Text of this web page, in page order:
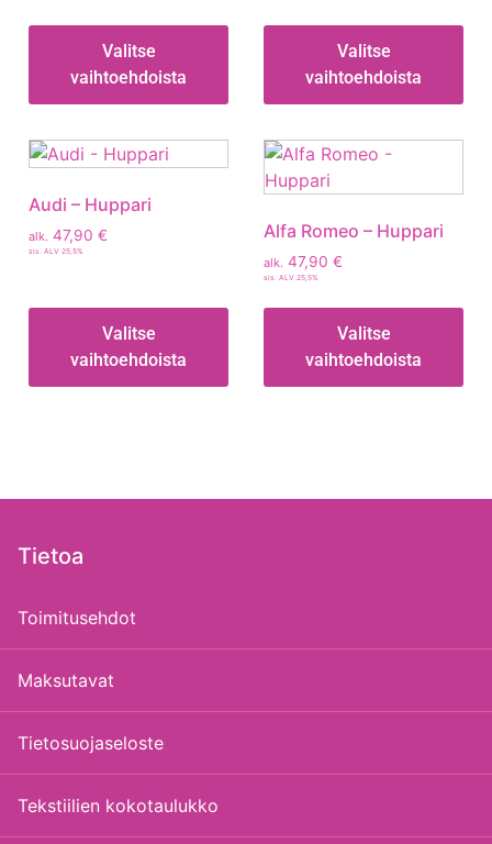
Valitse
vaihtoehdoista
Valitse
vaihtoehdoista
Audi – Huppari
alk. 47,90 €
sis. ALV 25,5%
Valitse
vaihtoehdoista
Alfa Romeo – Huppari
alk. 47,90 €
sis. ALV 25,5%
Valitse
vaihtoehdoista
Tietoa
Toimitusehdot
Maksutavat
Tietosuojaseloste
Tekstiilien kokotaulukko